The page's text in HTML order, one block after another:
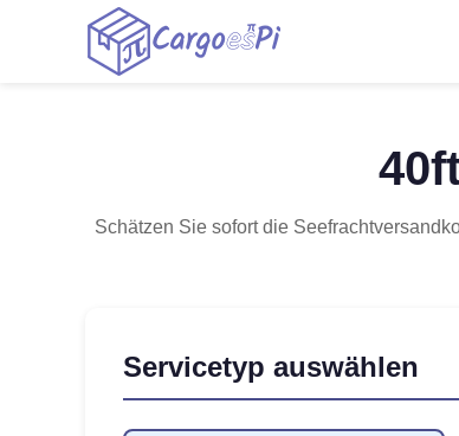
Schätzen Sie sofort die
Servicetyp auswählen